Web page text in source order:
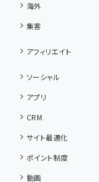
海外
集客
アフィリエイト
ソーシャル
アプリ
CRM
サイト最適化
ポイント制度
動画